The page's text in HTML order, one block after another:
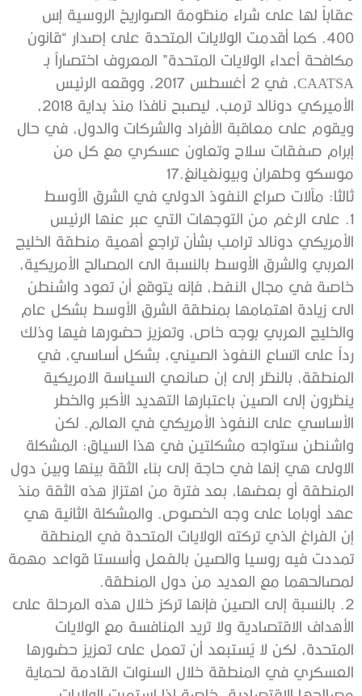
عقاباً لها على شراء منظومة الصواريخ الروسية إس
400. كما أقدمت الولايات المتحدة على إصدار “قانون
مكافحة أعداء الولايات المتحدة” المعروف اختصاراً بـ
CAATSA، في 2 أغسطس 2017، ووقعه الرئيس
الأميركي دونالد ترمب، ليصبح نافذا منذ بداية 2018،
ويقوم على معاقبة الأفراد والشركات والدول، في حال
إبرام صفقات سلاح وتعاون عسكري مع كل من
موسكو وطهران وبيونغيانغ.17
ثالثا: مآلات صراع النفوذ الدولي في الشرق الأوسط
1. على الرغم من التوجهات التي عبر عنها الرئيس
الأمريكي دونالد ترامب بشأن تراجع أهمية منطقة الخليج
العربي والشرق الأوسط بالنسبة الى المصالح الأمريكية،
خاصة في مجال النفط، فإنه يتوقع أن تعود واشنطن
الى زيادة اهتمامها بمنطقة الشرق الأوسط بشكل عام
والخليج العربي بوجه خاص، وتعزيز حضورها فيها وذلك
رداً على اتساع النفوذ الصيني، بشكل أساسي، في
المنطقة، بالنظر إلى إن صانعي السياسة الامريكية
ينظرون إلى الصين باعتبارها التهديد الأكبر والخطر
الأساسي على النفوذ الأمريكي في العالم. لكن
واشنطن ستواجه مشكلتين في هذا السياق: المشكلة
الاولى هي إنها في حاجة إلى بناء الثقة بينها وبين دول
المنطقة أو بعضها، بعد فترة من اهتزاز هذه الثقة منذ
عهد أوباما على وجه الخصوص. والمشكلة الثانية هي
إن الفراغ الذي تركته الولايات المتحدة في المنطقة
تمددت فيه روسيا والصين بالفعل وأسستا قواعد مهمة
لمصالحهما مع العديد من دول المنطقة.
2. بالنسبة إلى الصين فإنها تركز خلال هذه المرحلة على
الأهداف الاقتصادية ولا تريد المنافسة مع الولايات
المتحدة، لكن لا يُستبعد أن تعمل على تعزيز حضورها
العسكري في المنطقة خلال السنوات القادمة لحماية